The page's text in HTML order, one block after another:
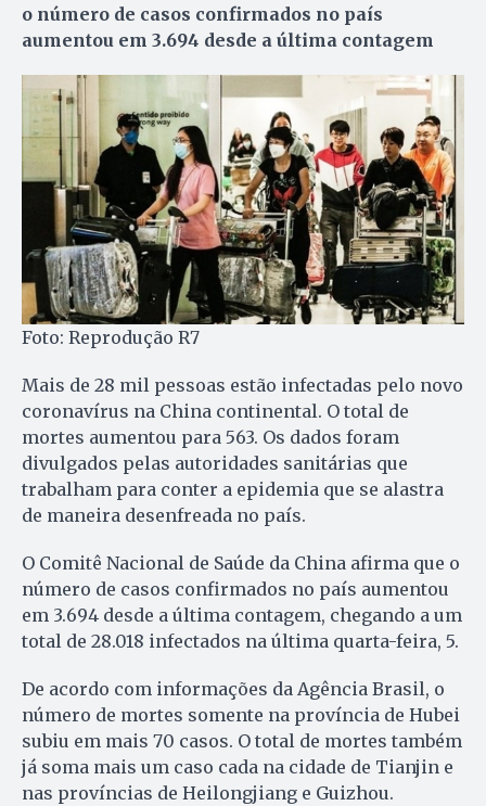
o número de casos confirmados no país
aumentou em 3.694 desde a última contagem
Foto: Reprodução R7
Mais de 28 mil pessoas estão infectadas pelo novo
coronavírus na China continental. O total de
mortes aumentou para 563. Os dados foram
divulgados pelas autoridades sanitárias que
trabalham para conter a epidemia que se alastra
de maneira desenfreada no país.
O Comitê Nacional de Saúde da China afirma que o
número de casos confirmados no país aumentou
em 3.694 desde a última contagem, chegando a um
total de 28.018 infectados na última quarta-feira, 5.
De acordo com informações da Agência Brasil, o
número de mortes somente na província de Hubei
subiu em mais 70 casos. O total de mortes também
já soma mais um caso cada na cidade de Tianjin e
nas províncias de Heilongjiang e Guizhou.